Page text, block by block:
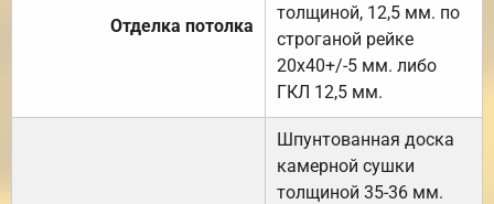
Отделка потолка
толщиной, 12,5 мм. по
строганой рейке
20х40+/-5 мм. либо
ГКЛ 12,5 мм.
Шпунтованная доска
камерной сушки
толщиной 35-36 мм.